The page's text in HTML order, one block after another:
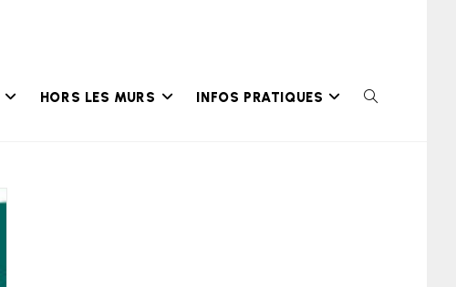
HORS LES MURS INFOS PRATIQUES TOGGLE